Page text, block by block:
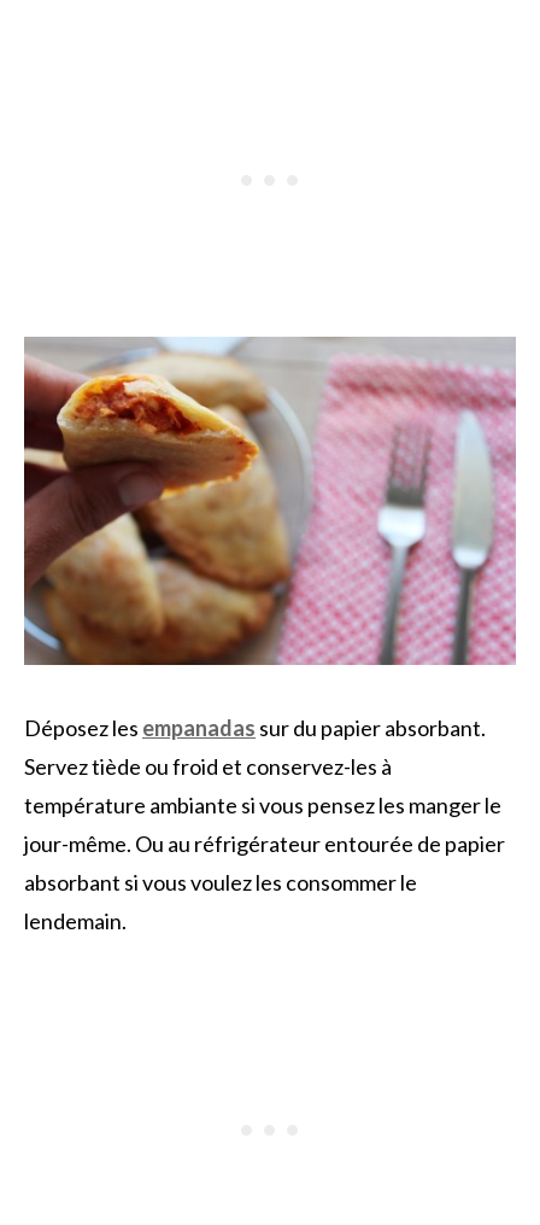
Déposez les empanadas sur du papier absorbant.
Servez tiède ou froid et conservez-les à
température ambiante si vous pensez les manger le
jour-même. Ou au réfrigérateur entourée de papier
absorbant si vous voulez les consommer le
lendemain.